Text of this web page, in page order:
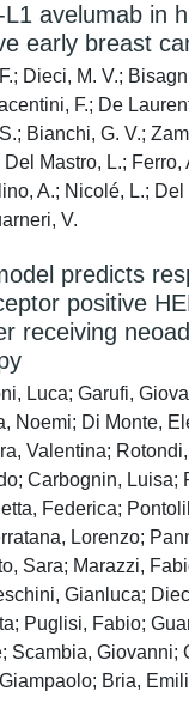
avelumab in
early breast
Dieci, M. V.;
F.; De
Bianchi, G. V.;
Mastro, L.; Ferro,
A.; Nicolé, L.;
V.
predicts
positive
receiving
Luca; Garufi,
Noemi; Di Monte,
Valentina;
Carbognin, Luisa;
Federica;
Lorenzo;
Sara; Marazzi,
Gianluca;
Puglisi, Fabio;
Scambia, Giovanni;
Bria,